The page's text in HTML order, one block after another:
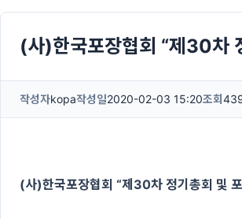
(사)한국포장협회 “제30차
작성자kopa작성일2020-02-03 15:20조회
(사)한국포장협회 “제30차 정기총회 및